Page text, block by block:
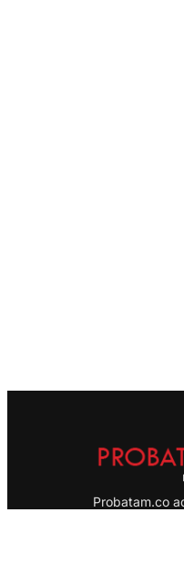
Probatam.co